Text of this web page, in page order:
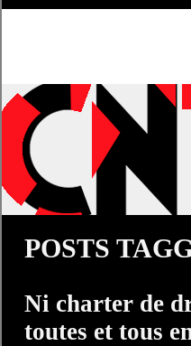
POSTS
Ni charter de
toutes et tous